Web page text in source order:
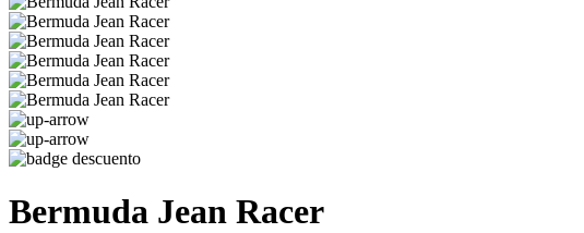
Bermuda Jean Racer